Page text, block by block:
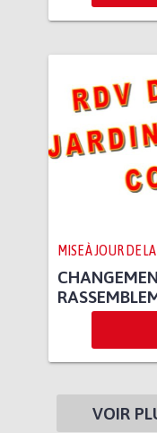
MISE À JOUR DE
VOIR